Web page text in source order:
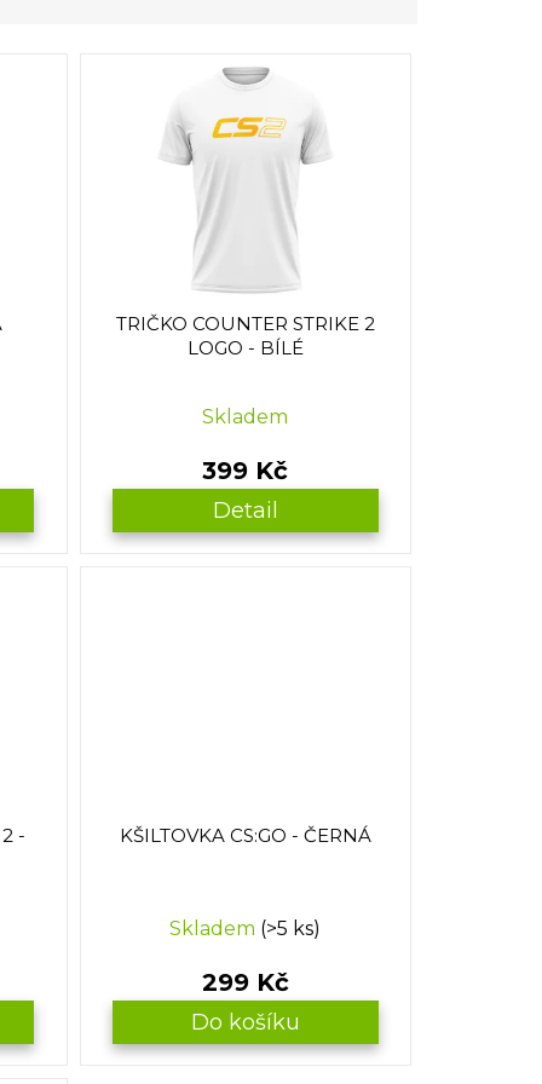
TRIČKO COUNTER STRIKE 2
LOGO - BÍLÉ
Skladem
399 Kč
Detail
- KŠILTOVKA CS:GO - ČERNÁ
Skladem (>5 ks)
299 Kč
Do košíku